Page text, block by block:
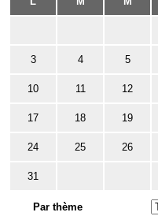
3 4 5
10 11 12
17 18 19
24 25 26
31
Par thème